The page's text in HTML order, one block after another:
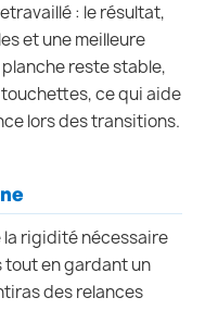
: le résultat,
et une meilleure
reste stable,
ce qui aide
lors des transitions.
rigidité nécessaire
tout en gardant un
des relances